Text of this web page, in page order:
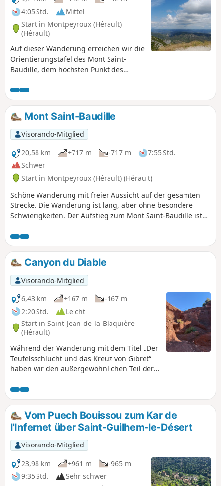
jedoch sind der PR® des Fenestrettes sowie der Weg von
Arles (GR®653) betroffen. Bitte informieren Sie sich beim
Tourismusbüro Saint-Guilhem – Vallée de l’Hérault über die
Begehbarkeit der Route.
4:05 Std.
Mittel
Start in Montpeyroux (Hérault)
(Hérault)
Auf dieser Wanderung erreichen wir die
Orientierungstafel des Mont Saint-
Baudille, dem höchsten Punkt des
einen atemberaubenden Blick auf eines
der schönsten Panoramen des
mediterranen Languedoc.
Mont Saint-Baudille
Visorando-Mitglied
20,58 km
+717 m -717 m
7:55 Std.
Schwer
Start in Montpeyroux (Hérault) (Hérault)
Schöne Wanderung mit freier Aussicht auf der gesamten
Strecke. Die Wanderung ist lang, aber ohne besondere
Schwierigkeiten. Der Aufstieg zum Mont Saint-Baudille ist
Canyon du Diable
Visorando-Mitglied
6,43 km
+167 m
-167 m
2:20 Std.
Leicht
Start in Saint-Jean-de-la-Blaquière
(Hérault)
Während der Wanderung mit dem Titel „Der
Teufelsschlucht und das Kreuz von Gibret“
haben wir den außergewöhnlichen Teil der
Wanderung, die einen enormen
Landschaftskontrast bietet, betrifft nur den
Schluchtabschnitt. Es handelt sich um eine
außergewöhnliche geologische Stätte, die
wir unseren Freunden zeigen wollten, ohne
die zuvor unternommene lange Wanderung
zu wiederholen. Sie erstreckt sich über eine
ganz besondere geologische Formation, die
als „Ruffe“ bezeichnet wird (ein Begriff, der
im Hérault verwendet wird, um die aus
Vom Puech Bouissou zum Kar de
l'Infernet über Saint-Guilhem-le-Désert
Visorando-Mitglied
23,98 km
+961 m
-965 m
9:35 Std.
Sehr schwer